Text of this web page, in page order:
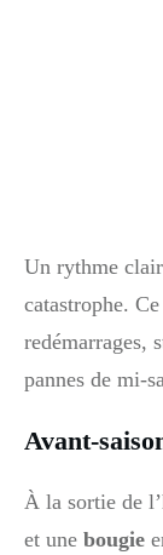
Un rythme
catastrophe.
redémarrages,
pannes de
Avant-
À la sortie de
et une bougie